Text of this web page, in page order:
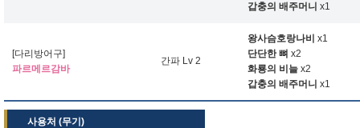
갑충의 배주머니 x1
[다리방어구]
파르메르감바
간파 Lv 2
왕사슴호랑나비 x1
단단한 뼈 x2
화룡의 비늘 x2
갑충의 배주머니 x1
사용처 (무기)